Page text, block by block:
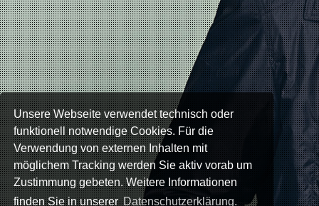
Unsere Webseite verwendet technisch oder
funktionell notwendige Cookies. Für die
Verwendung von externen Inhalten mit
möglichem Tracking werden Sie aktiv vorab um
Zustimmung gebeten. Weitere Informationen
finden Sie in unserer Datenschutzerklärung.
© HAFNER Herrenbekleidung